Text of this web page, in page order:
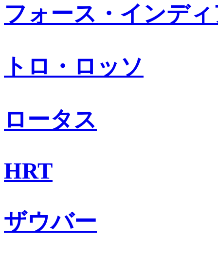
フォース・インデ
トロ・ロッソ
ロータス
HRT
ザウバー